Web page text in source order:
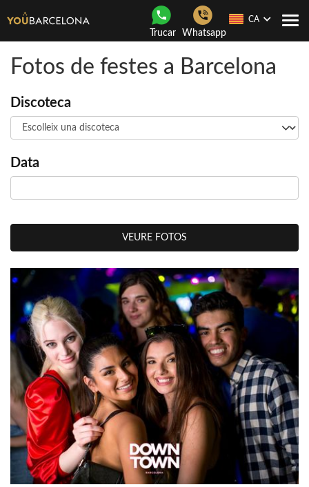
Trucar Whatsapp
CA
Fotos de festes a Barcelona
Discoteca
Data
VEURE FOTOS